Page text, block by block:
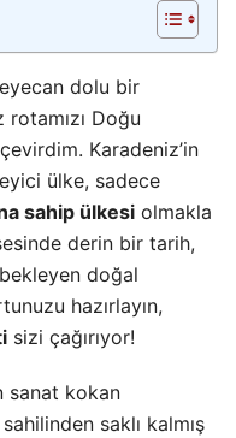
dolu bir
rotamızı Doğu
çevirdim. Karadeniz’in
ülke, sadece
sahip ülkesi olmakla
derin bir tarih,
doğal
hazırlayın,
sizi çağırıyor!
sanat kokan
sahilinden saklı kalmış